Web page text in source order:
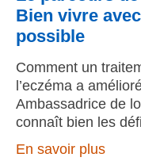
Bien vivre
possible
Comment un
l’eczéma a
Ambassadrice de
connaît bien les
En savoir plus